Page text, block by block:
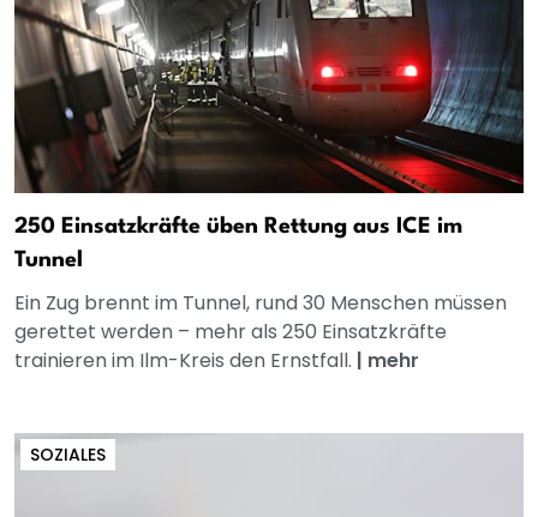
250 Einsatzkräfte üben Rettung aus ICE im
Tunnel
Ein Zug brennt im Tunnel, rund 30 Menschen müssen
gerettet werden – mehr als 250 Einsatzkräfte
trainieren im Ilm-Kreis den Ernstfall. | mehr
SOZIALES